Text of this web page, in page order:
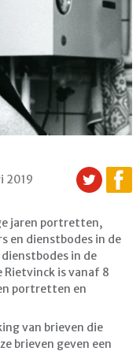
2019
jaren portretten,
en dienstbodes in de
in de
Rietvinck is vanaf 8
portretten en
van brieven die
brieven geven een